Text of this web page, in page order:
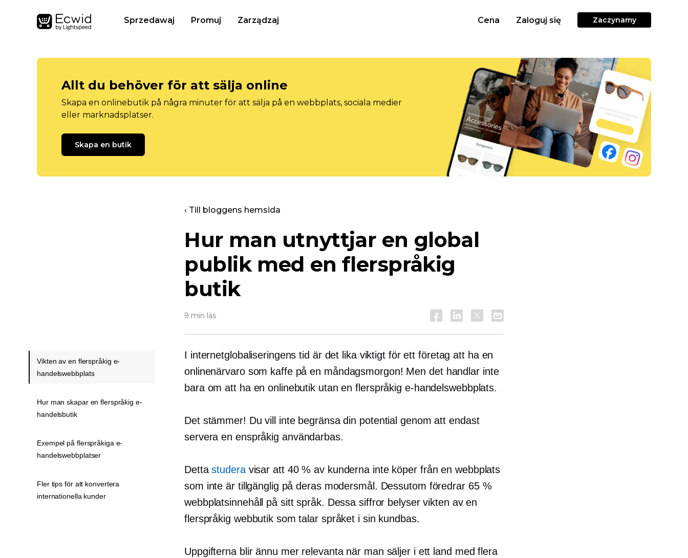
Sprzedawaj Promuj Zarządzaj Cena Zaloguj się Zaczynamy
Allt du behöver för att sälja online
Skapa en onlinebutik på några minuter för att sälja på en webbplats, sociala medier
eller marknadsplatser.
Skapa en butik
‹ Till bloggens hemsida
Hur man utnyttjar en global
publik med en flerspråkig
butik
9 min läs
I internetglobaliseringens tid är det lika viktigt för ett företag att ha en
onlinenärvaro som kaffe på en måndagsmorgon! Men det handlar inte
bara om att ha en onlinebutik utan en flerspråkig e-handelswebbplats.
Det stämmer! Du vill inte begränsa din potential genom att endast
servera en enspråkig användarbas.
Dettastuderavisar att 40 % av kunderna inte köper från en webbplats
som inte är tillgänglig på deras modersmål. Dessutom föredrar 65 %
webbplatsinnehåll på sitt språk. Dessa siffror belyser vikten av en
flerspråkig webbutik som talar språket i sin kundbas.
Uppgifterna blir ännu mer relevanta när man säljer i ett land med flera
Vikten av en flerspråkig e-
handelswebbplats
Hur man skapar en flerspråkig e-
handelsbutik
Exempel på flerspråkiga e-
handelswebbplatser
Fler tips för att konvertera
internationella kunder